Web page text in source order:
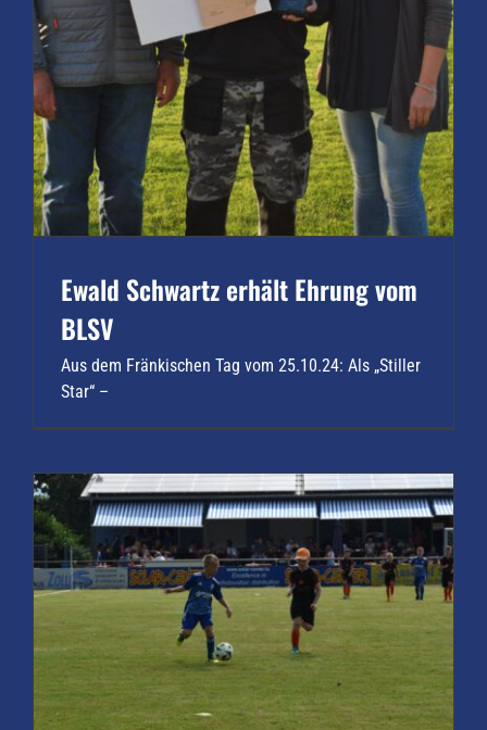
Ewald Schwartz erhält Ehrung vom
BLSV
Aus dem Fränkischen Tag vom 25.10.24: Als „Stiller
Star“ –